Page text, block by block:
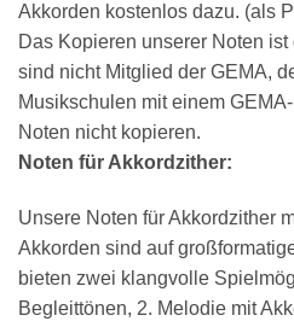
Akkorden kostenlos dazu. (als
Das Kopieren unserer Noten
sind nicht Mitglied der GEMA,
Musikschulen mit einem
Noten nicht kopieren.
Noten für Akkordzither:
Unsere Noten für Akkordzither
Akkorden sind auf
bieten zwei klangvolle
Begleittönen, 2. Melodie mit